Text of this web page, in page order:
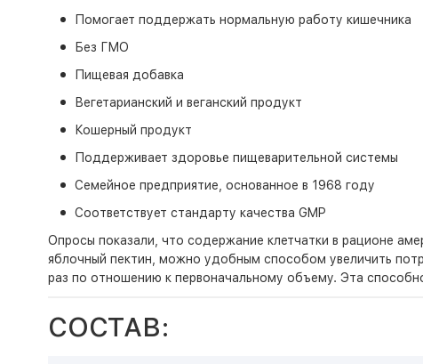
Помогает поддержать нормальную работу кишечника
Без ГМО
Пищевая добавка
Вегетарианский и веганский продукт
Кошерный продукт
Поддерживает здоровье пищеварительной системы
Семейное предприятие, основанное в 1968 году
Соответствует стандарту качества GMP
Опросы показали, что содержание клетчатки в рационе
яблочный пектин, можно удобным способом увеличить
раз по отношению к первоначальному объему. Эта
СОСТАВ: